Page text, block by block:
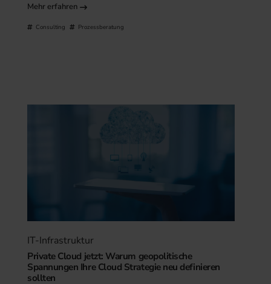
Mehr erfahren
Consulting Prozessberatung
IT-Infrastruktur
Private Cloud jetzt: Warum geopolitische
Spannungen Ihre Cloud Strategie neu definieren
sollten